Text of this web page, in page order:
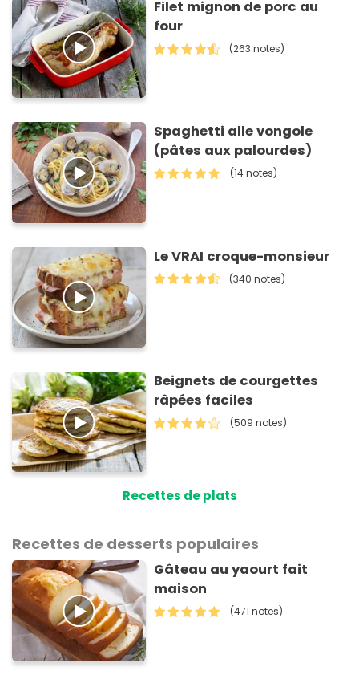
Filet mignon de porc au
four
(263 notes)
Spaghetti alle vongole
(pâtes aux palourdes)
(14 notes)
Le VRAI croque-monsieur
(340 notes)
Beignets de courgettes
râpées faciles
(509 notes)
Recettes de plats
Recettes de desserts populaires
Gâteau au yaourt fait
maison
(471 notes)